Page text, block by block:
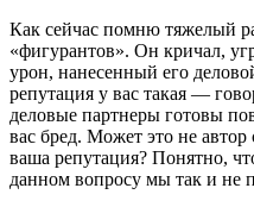
Как сейчас помню тяжелый
«фигурантов». Он кричал,
урон, нанесенный его
репутация у вас такая —
деловые партнеры готовы
вас бред. Может это не автор
ваша репутация? Понятно,
данном вопросу мы так и не